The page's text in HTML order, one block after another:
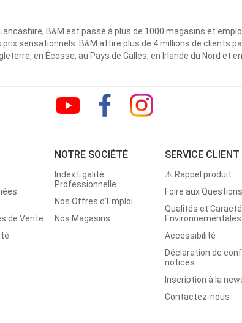
B&M est passé à plus de 1000 magasins et
sensationnels. B&M attire plus de 4 millions de clients
en Écosse, au Pays de Galles, en Irlande du Nord et
de Vente
NOTRE SOCIÉTÉ
Index Egalité
Professionnelle
Nos Offres d'Emploi
Nos Magasins
SERVICE CLIENT
⚠ Rappel produit
Foire aux
Qualités et
Environnementales
Accessibilité
Déclaration de
notices
Inscription à la
Contactez-nous